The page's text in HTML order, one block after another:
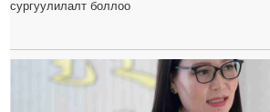
сургуулилалт боллоо